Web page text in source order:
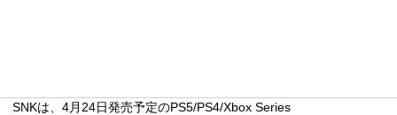
SNKは、4月24日発売予定のPS5/PS4/Xbox Series